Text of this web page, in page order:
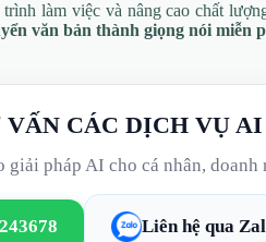
làm việc và nâng cao chất
văn bản thành giọng nói miễn
CÁC DỊCH VỤ AI
pháp AI cho cá nhân, doanh
Liên hệ qua